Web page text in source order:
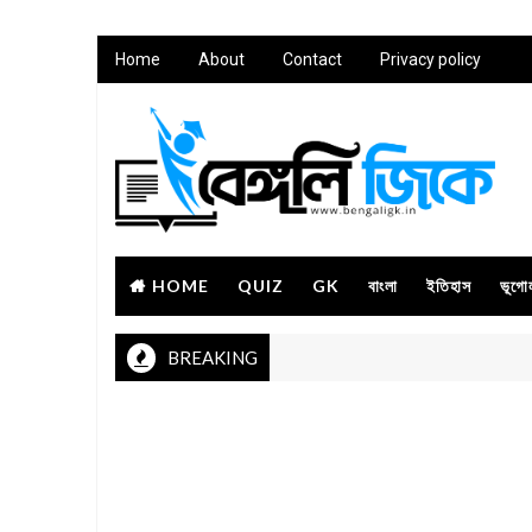
Home About Contact Privacy policy
HOME QUIZ GK বাংলা ইতিহাস
BREAKING